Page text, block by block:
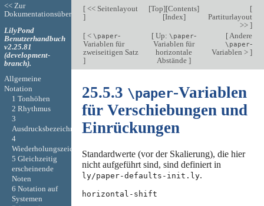
[<< Seitenlayout
]
[Top][Contents]
[Index]
[
Partiturlayout
>> ]
[< \paper-
Variablen für
zweiseitigen Satz
]
[ Up:\paper-
Variablen für
horizontale
Abstände]
[Andere
\paper-
Variablen > ]
25.5.3 \paper-Variablen
für Verschiebungen und
Einrückungen
Standardwerte (vor der Skalierung), die hier
nicht aufgeführt sind, sind definiert in
ly/paper-defaults-init.ly.
horizontal-shift
<< Zur
Dokumentationsübersicht
LilyPond
Benutzerhandbuch
v2.25.81
(development-
branch).
Allgemeine
Notation
1 Tonhöhen
2 Rhythmus
3
Ausdrucksbezeichnungen
4
Wiederholungszeichen
5 Gleichzeitig
erscheinende
Noten
6 Notation auf
Systemen